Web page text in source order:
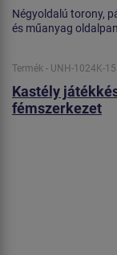
Négyoldalú torony,
és műanyag
Termék - UNH-1024K-15
Kastély
fémszerkezet